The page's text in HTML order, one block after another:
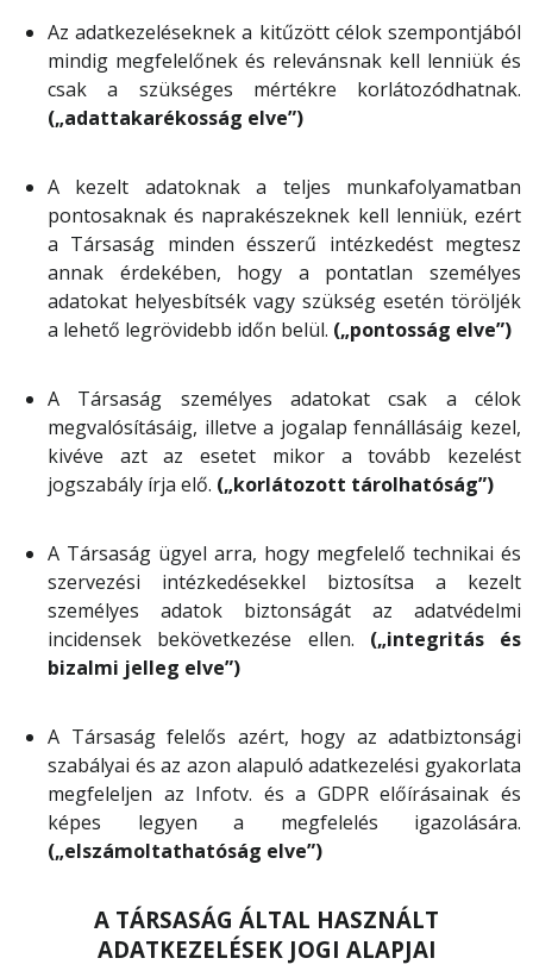
Az adatkezeléseknek a kitűzött célok szempontjából
mindig megfelelőnek és relevánsnak kell lenniük és
csak a szükséges mértékre korlátozódhatnak.
(„adattakarékosság elve”)
A kezelt adatoknak a teljes munkafolyamatban
pontosaknak és naprakészeknek kell lenniük, ezért
a Társaság minden ésszerű intézkedést megtesz
annak érdekében, hogy a pontatlan személyes
adatokat helyesbítsék vagy szükség esetén töröljék
a lehető legrövidebb időn belül. („pontosság elve”)
A Társaság személyes adatokat csak a célok
megvalósításáig, illetve a jogalap fennállásáig kezel,
kivéve azt az esetet mikor a tovább kezelést
jogszabály írja elő. („korlátozott tárolhatóság”)
A Társaság ügyel arra, hogy megfelelő technikai és
szervezési intézkedésekkel biztosítsa a kezelt
személyes adatok biztonságát az adatvédelmi
incidensek bekövetkezése ellen. („integritás és
bizalmi jelleg elve”)
A Társaság felelős azért, hogy az adatbiztonsági
szabályai és az azon alapuló adatkezelési gyakorlata
megfeleljen az Infotv. és a GDPR előírásainak és
képes legyen a megfelelés igazolására.
(„elszámoltathatóság elve”)
A TÁRSASÁG ÁLTAL HASZNÁLT
ADATKEZELÉSEK JOGI ALAPJAI